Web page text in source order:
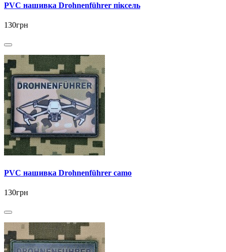
PVC нашивка Drohnenführer піксель
130грн
PVC нашивка Drohnenführer camo
130грн